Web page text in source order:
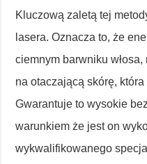
Kluczową zaletą tej
lasera. Oznacza to, że
ciemnym barwniku
na otaczającą skórę,
Gwarantuje to wysokie
warunkiem że jest on
wykwalifikowanego